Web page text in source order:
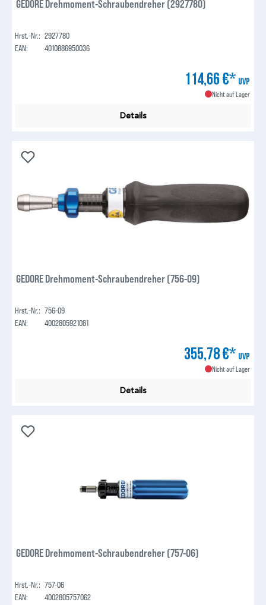
GEDORE Drehmoment-Schraubendreher (2927780)
Hrst.-Nr.: 2927780
EAN:
4010886950036
114,66 €* UVP
Nicht auf Lager
Details
GEDORE Drehmoment-Schraubendreher (756-09)
Hrst.-Nr.: 756-09
EAN:
4002805921081
355,78 €* UVP
Nicht auf Lager
Details
GEDORE Drehmoment-Schraubendreher (757-06)
Hrst.-Nr.: 757-06
EAN:
4002805757062